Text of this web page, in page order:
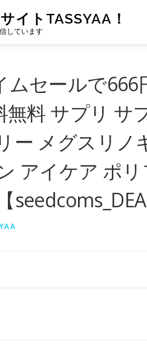
イトTASSYAA！
しています
セールで666
無料 サプリ サ
ー メグスリノ
アイケア ポ